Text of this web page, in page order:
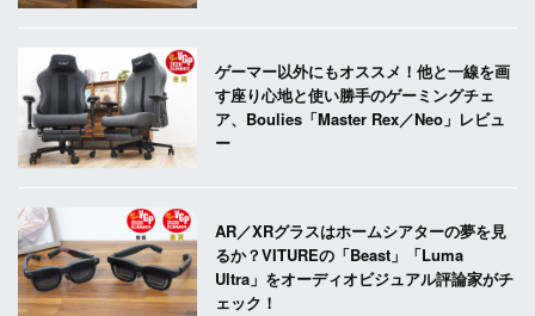
ゲーマー以外にもオススメ！他と一線を画
す座り心地と使い勝手のゲーミングチェ
ア、Boulies「Master Rex／Neo」レビュ
ー
AR／XRグラスはホームシアターの夢を見
るか？VITUREの「Beast」「Luma
Ultra」をオーディオビジュアル評論家がチ
ェック！